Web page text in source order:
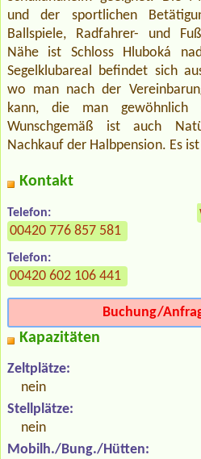
und der sportlichen
Ballspiele, Radfahrer- und
Nähe ist Schloss Hluboká
Segelklubareal befindet sich
wo man nach der
kann, die man
Wunschgemäß ist auch
Nachkauf der Halbpension. Es
Kontakt
Telefon:
00420 776 857 581
Telefon:
00420 602 106 441
Buchung/
Kapazitäten
Zeltplätze:
nein
Stellplätze:
nein
Mobilh./Bung./Hütten: